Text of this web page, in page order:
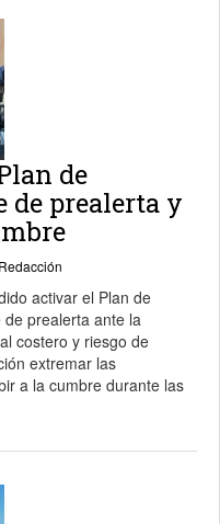
de
de prealerta y
2024
Redacción
activar el Plan de
de prealerta ante la
costero y riesgo de
extremar las
a la cumbre durante las